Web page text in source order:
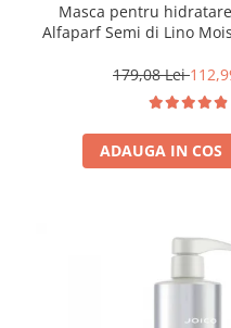
Masca pentru
Alfaparf Semi di Lino
179,08 Lei
ADAUGA IN COS